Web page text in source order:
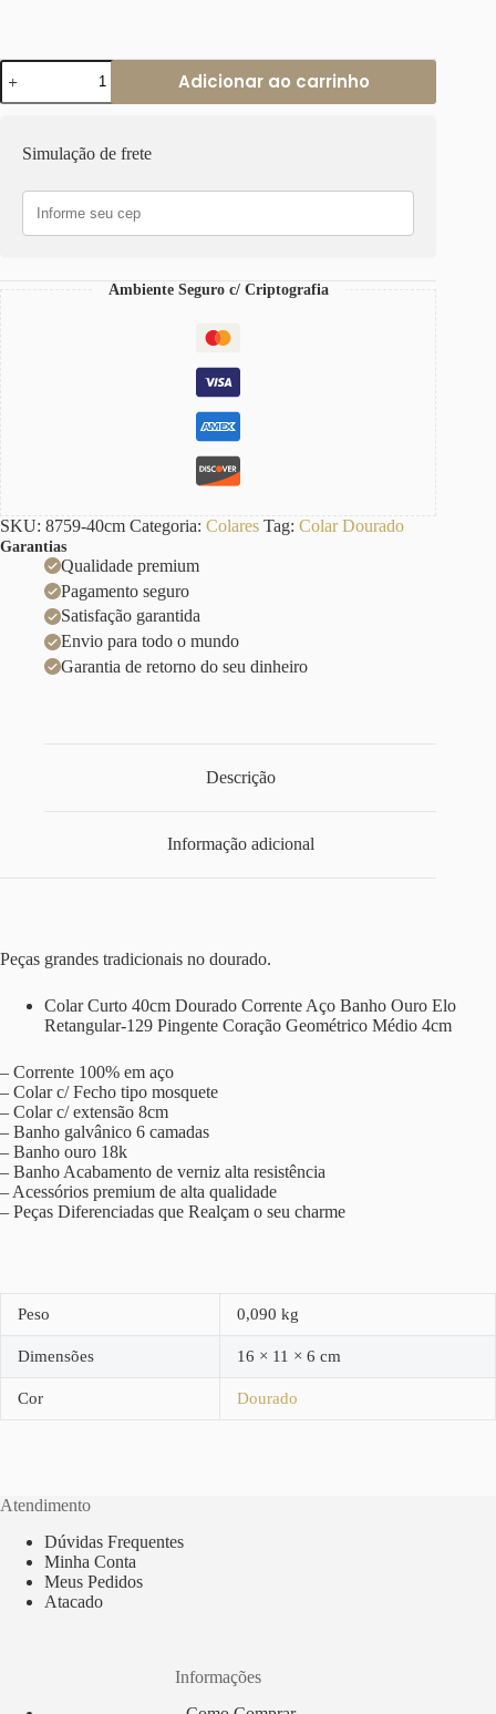
Colar
Curto
40cm
Aço
Ouro
Retangular-
Adicionar ao carrinho
Simulação de frete
Ambiente Seguro c/ Criptografia
SKU: 8759-40cm Categoria: Colares Tag: Colar Dourado
Garantias
Qualidade premium
Pagamento seguro
Satisfação garantida
Envio para todo o mundo
Garantia de retorno do seu dinheiro
Descrição
Informação adicional
Peças grandes tradicionais no dourado.
Colar Curto 40cm Dourado Corrente Aço Banho Ouro Elo
Retangular-129 Pingente Coração Geométrico Médio 4cm
– Corrente 100% em aço
– Colar c/ Fecho tipo mosquete
– Colar c/ extensão 8cm
– Banho galvânico 6 camadas
– Banho ouro 18k
– Banho Acabamento de verniz alta resistência
– Acessórios premium de alta qualidade
– Peças Diferenciadas que Realçam o seu charme
Peso 0,090 kg
Dimensões 16 × 11 × 6 cm
Cor Dourado
Atendimento
Dúvidas Frequentes
Minha Conta
Meus Pedidos
Atacado
Informações